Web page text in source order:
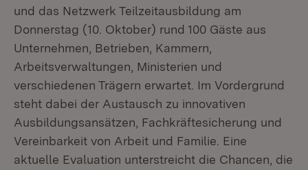
und das Netzwerk Teilzeitausbildung am
Donnerstag (10. Oktober) rund 100 Gäste aus
Unternehmen, Betrieben, Kammern,
Arbeitsverwaltungen, Ministerien und
verschiedenen Trägern erwartet. Im Vordergrund
steht dabei der Austausch zu innovativen
Ausbildungsansätzen, Fachkräftesicherung und
Vereinbarkeit von Arbeit und Familie. Eine
aktuelle Evaluation unterstreicht die Chancen, die